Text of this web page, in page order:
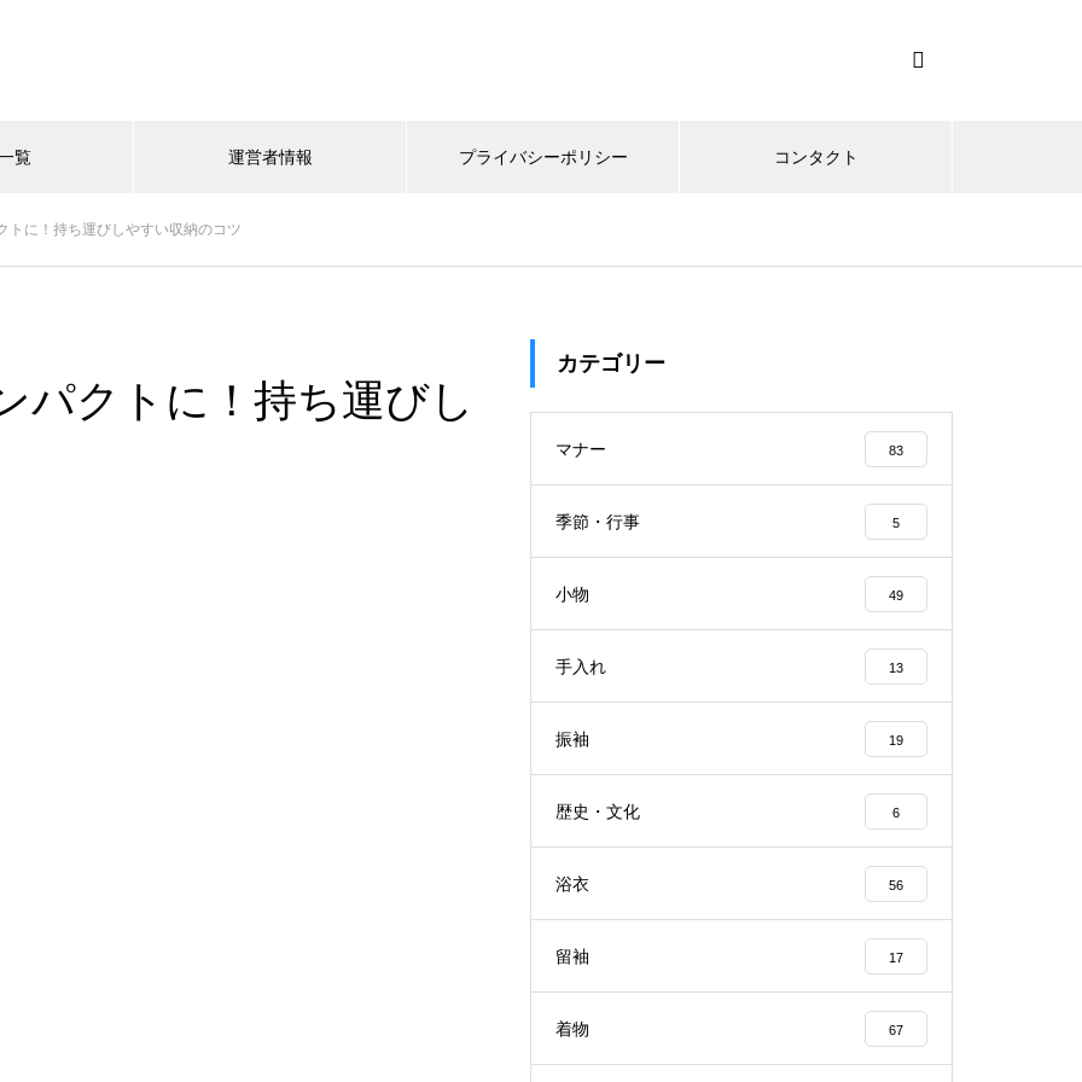
覧 運営者情報 プライバシーポリシー コンタクト
トに！持ち運びしやすい収納のコツ
パクトに！持ち運びし
カテゴリー
マナー 83
季節・行事 5
小物 49
手入れ 13
振袖 19
歴史・文化 6
浴衣 56
留袖 17
着物 67